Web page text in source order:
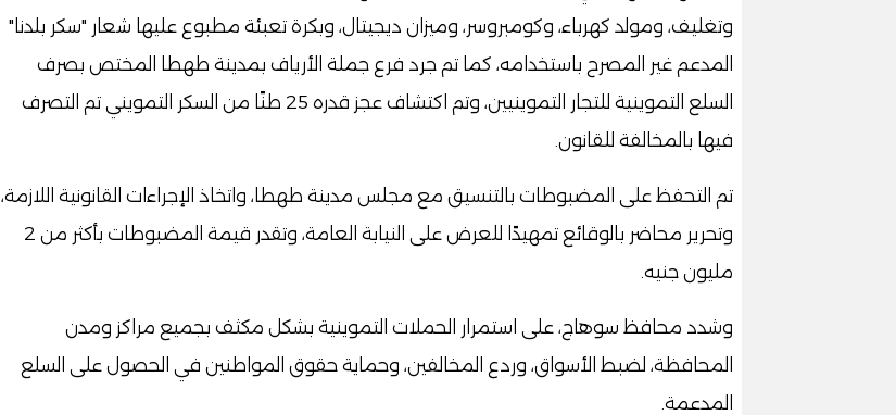
وتغليف، ومولد كهرباء، وكومبروسر، وميزان ديجيتال، وبكرة تعبئة مطبوع عليها شعار "سكر بلدنا"
المدعم غير المصرح باستخدامه، كما تم جرد فرع جملة الأرياف بمدينة طهطا المختص بصرف
السلع التموينية للتجار التموينيين، وتم اكتشاف عجز قدره 25 طنًا من السكر التمويني تم التصرف
فيها بالمخالفة للقانون.
تم التحفظ على المضبوطات بالتنسيق مع مجلس مدينة طهطا، واتخاذ الإجراءات القانونية اللازمة،
وتحرير محاضر بالوقائع تمهيدًا للعرض على النيابة العامة، وتقدر قيمة المضبوطات بأكثر من 2
مليون جنيه.
وشدد محافظ سوهاج، على استمرار الحملات التموينية بشكل مكثف بجميع مراكز ومدن
المحافظة، لضبط الأسواق، وردع المخالفين، وحماية حقوق المواطنين في الحصول على السلع
المدعمة.